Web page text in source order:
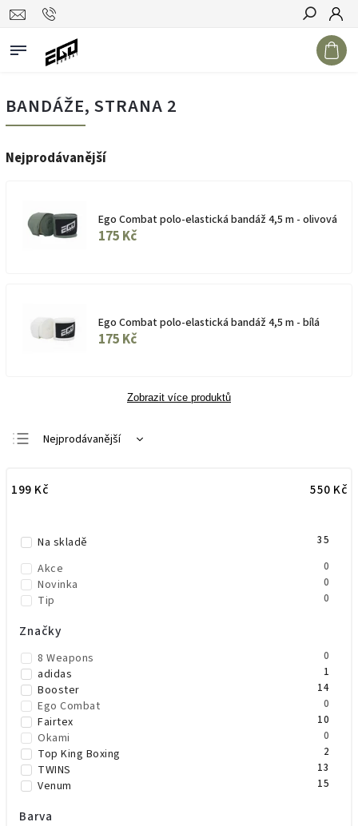
Hledat
BANDÁŽE, STRANA 2
Nejprodávanější
Ego Combat polo-elastická bandáž 4,5 m - olivová
175 Kč
Ego Combat polo-elastická bandáž 4,5 m - bílá
175 Kč
Zobrazit více produktů
Nejlevnější
Nejprodávanější
Abecedně
199 Kč 550 Kč
Na skladě 35
Akce 0
Novinka 0
Tip 0
Značky
8 Weapons 0
adidas 1
Booster 14
Ego Combat 0
Fairtex 10
Okami 0
Top King Boxing 2
TWINS 13
Venum 15
Barva